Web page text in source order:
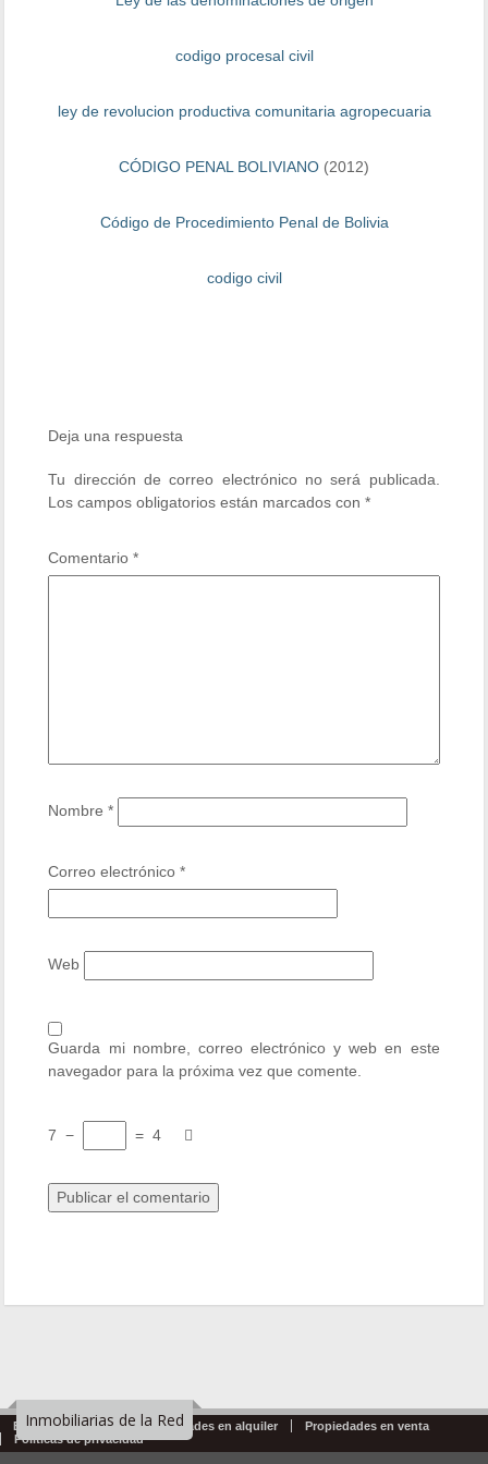
codigo procesal civil
ley de revolucion productiva comunitaria agropecuaria
CÓDIGO PENAL BOLIVIANO (2012)
Código de Procedimiento Penal de Bolivia
codigo civil
Deja una respuesta
Tu dirección de correo electrónico no será publicada.
Los campos obligatorios están marcados con*
Comentario*
Nombre*
Correo electrónico*
Web
Guarda mi nombre, correo electrónico y web en este
navegador para la próxima vez que comente.
7 − = 4
Inmobiliarias de la Red
Emprendimientos Propiedades en alquiler
Propiedades en venta
Politicas de privacidad